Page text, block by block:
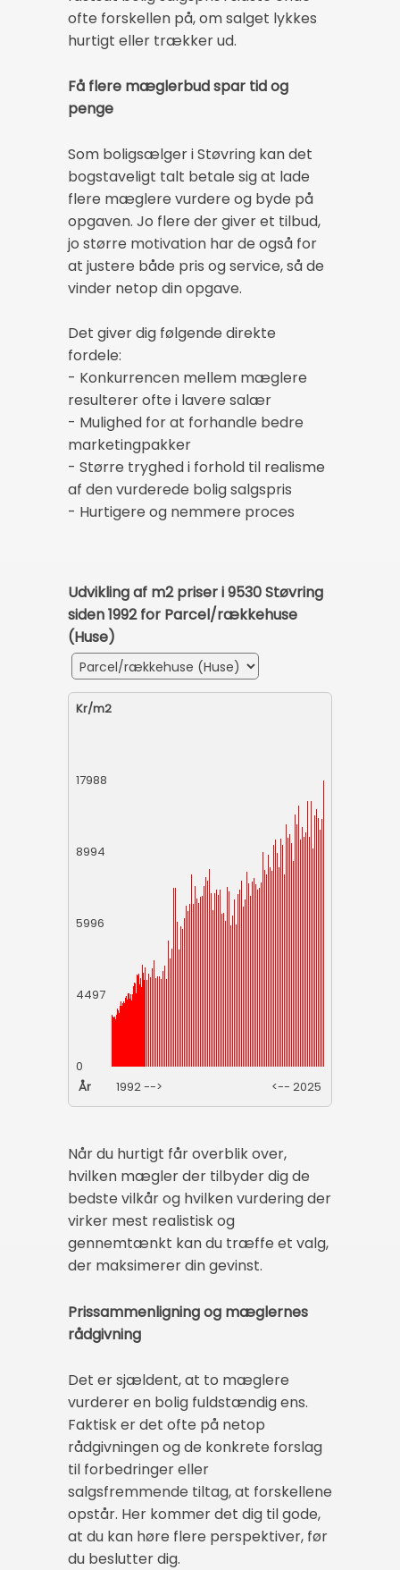
ofte forskellen på, om salget lykkes
hurtigt eller trækker ud.
Få flere mæglerbud spar tid og
penge
Som boligsælger i Støvring kan det
bogstaveligt talt betale sig at lade
flere mæglere vurdere og byde på
opgaven. Jo flere der giver et tilbud,
jo større motivation har de også for
at justere både pris og service, så de
vinder netop din opgave.
Det giver dig følgende direkte
fordele:
- Konkurrencen mellem mæglere
resulterer ofte i lavere salær
- Mulighed for at forhandle bedre
marketingpakker
- Større tryghed i forhold til realisme
af den vurderede bolig salgspris
- Hurtigere og nemmere proces
Udvikling af m2 priser i 9530 Støvring
siden 1992 for Parcel/rækkehuse
(Huse)
Kr/m2
17988
8994
5996
4497
0
År
1992 --> <-- 2025
Når du hurtigt får overblik over,
hvilken mægler der tilbyder dig de
bedste vilkår og hvilken vurdering der
virker mest realistisk og
gennemtænkt kan du træffe et valg,
der maksimerer din gevinst.
Prissammenligning og mæglernes
rådgivning
Det er sjældent, at to mæglere
vurderer en bolig fuldstændig ens.
Faktisk er det ofte på netop
rådgivningen og de konkrete forslag
til forbedringer eller
salgsfremmende tiltag, at forskellene
opstår. Her kommer det dig til gode,
at du kan høre flere perspektiver, før
du beslutter dig.